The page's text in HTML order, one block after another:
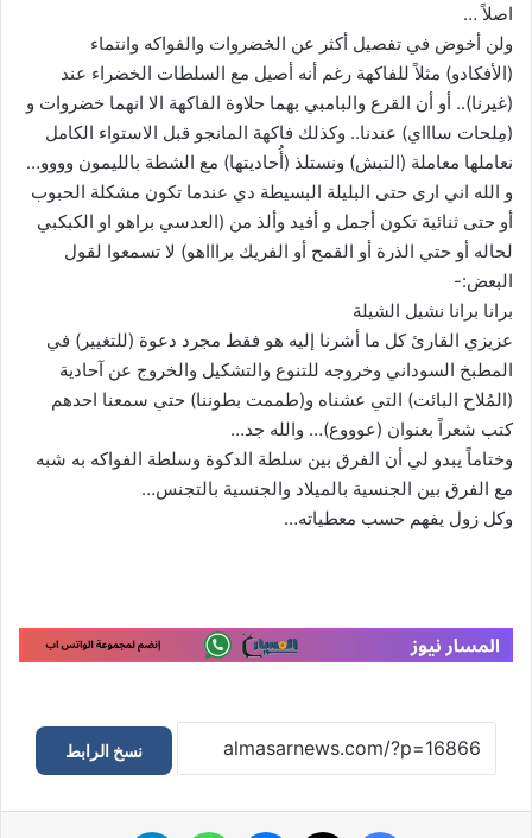
اصلاً …
ولن أخوض في تفصيل أكثر عن الخضروات والفواكه وانتماء
(الأفكادو) مثلاً للفاكهة رغم أنه أصيل مع السلطات الخضراء عند
(غيرنا).. أو أن القرع والبامبي بهما حلاوة الفاكهة الا انهما خضروات و
(مِلحات ساااي) عندنا.. وكذلك فاكهة المانجو قبل الاستواء الكامل
نعاملها معاملة (التبش) ونستلذ (أُحاديتها) مع الشطة بالليمون وووو…
و الله اني ارى حتى البليلة البسيطة دي عندما تكون مشكلة الحبوب
أو حتى ثنائية تكون أجمل و أفيد وألذ من (العدسي براهو او الكبكبي
لحاله أو حتي الذرة أو القمح أو الفريك براااهو) لا تسمعوا لقول
البعض:-
برانا برانا نشيل الشيلة
عزيزي القارئ كل ما أشرنا إليه هو فقط مجرد دعوة (للتغيير) في
المطبخ السوداني وخروجه للتنوع والتشكيل والخروج عن آحادية
(المُلاح البائت) التي عشناه و(طممت بطوننا) حتي سمعنا احدهم
كتب شعراً بعنوان (عوووع)… والله جد…
وختاماً يبدو لي أن الفرق بين سلطة الدكوة وسلطة الفواكه به شبه
مع الفرق بين الجنسية بالميلاد والجنسية بالتجنس…
وكل زول يفهم حسب معطياته…
نسخ الرابط